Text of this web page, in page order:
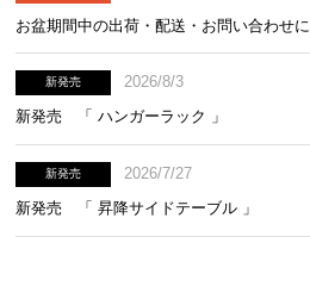
お盆期間中の出荷・配送・お問い合わせ
新発売
2026/8/3
新発売 「 ハンガーラック 」
新発売
2026/7/27
新発売 「 昇降サイドテーブル 」